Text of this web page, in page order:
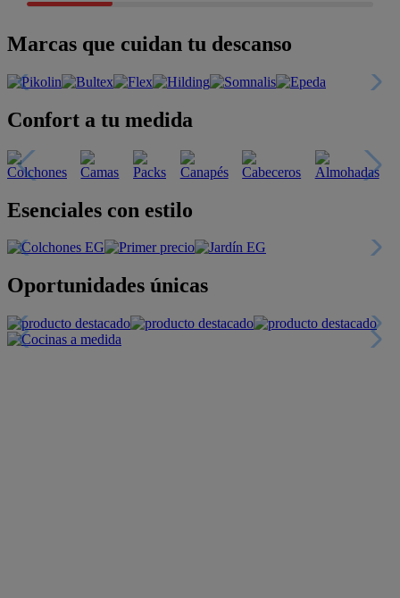
Marcas que cuidan tu descanso
Confort a tu medida
Esenciales con estilo
Oportunidades únicas